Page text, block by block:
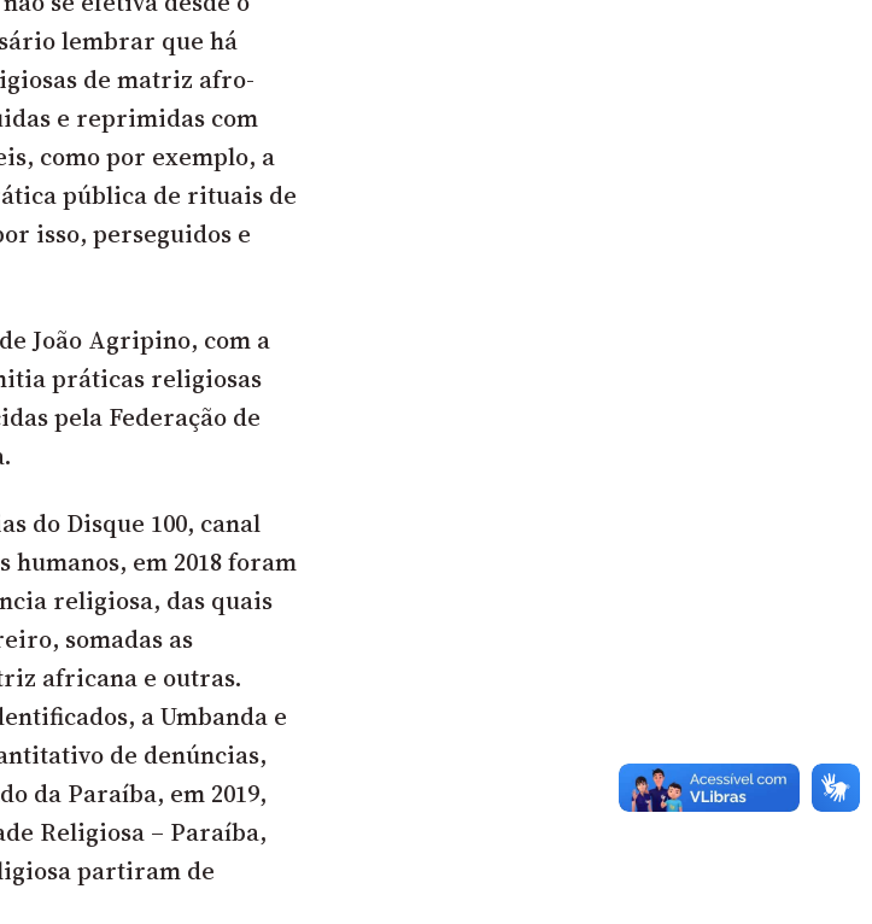
lembrar que há
de matriz afro-
e reprimidas com
como por exemplo, a
pública de rituais de
isso, perseguidos e
João Agripino, com a
práticas religiosas
pela Federação de
do Disque 100, canal
em 2018 foram
religiosa, das quais
somadas as
africana e outras.
a Umbanda e
de denúncias,
da Paraíba, em 2019,
Religiosa – Paraíba,
partiram de